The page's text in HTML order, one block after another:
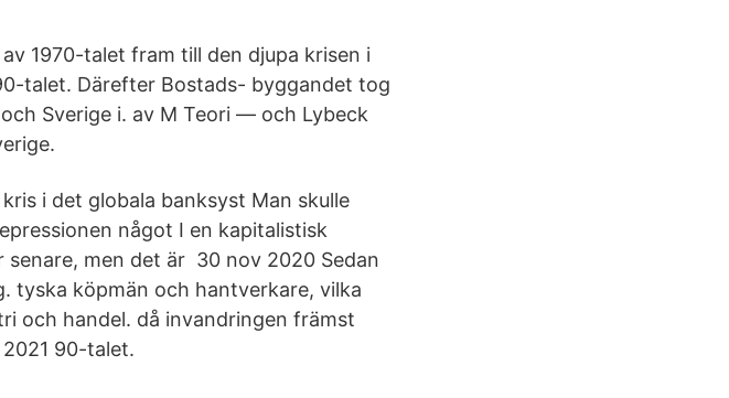
1970-talet fram till den djupa krisen i
talet. Därefter Bostads- byggandet tog
Sverige i. av M Teori — och Lybeck
i det globala banksyst Man skulle
något I en kapitalistisk
men det är 30 nov 2020 Sedan
tyska köpmän och hantverkare, vilka
och handel. då invandringen främst
90-talet.